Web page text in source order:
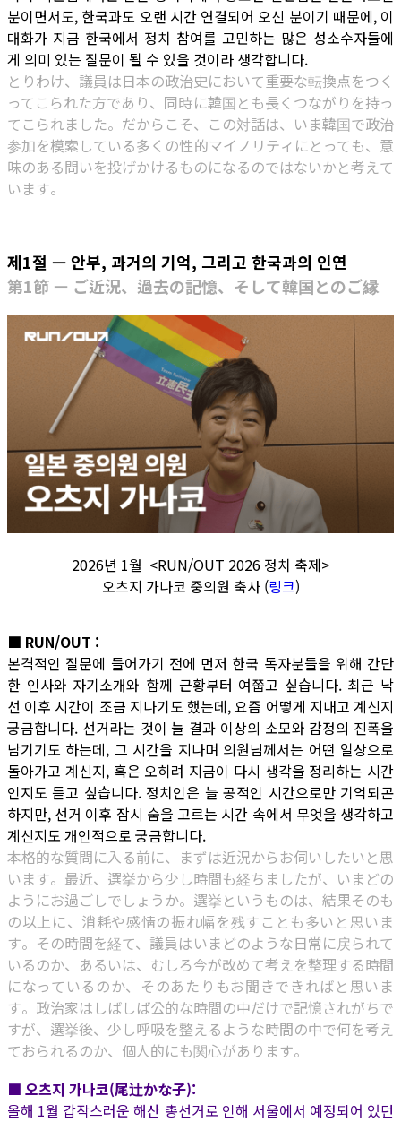
분이면서도, 한국과도 오랜 시간 연결되어 오신 분이기 때문에, 이
대화가 지금 한국에서 정치 참여를 고민하는 많은 성소수자들에
게 의미 있는 질문이 될 수 있을 것이라 생각합니다.
とりわけ、議員は日本の政治史において重要な転換点をつく
ってこられた方であり、同時に韓国とも長くつながりを持っ
てこられました。だからこそ、この対話は、いま韓国で政治
参加を模索している多くの性的マイノリティにとっても、意
味のある問いを投げかけるものになるのではないかと考えて
います。
제1절 — 안부, 과거의 기억, 그리고 한국과의 인연
第1節 — ご近況、過去の記憶、そして韓国とのご縁
2026년 1월 <RUN/OUT 2026 정치 축제>
오츠지 가나코 중의원 축사 (링크)
■ RUN/OUT :
본격적인 질문에 들어가기 전에 먼저 한국 독자분들을 위해 간단
한 인사와 자기소개와 함께 근황부터 여쭙고 싶습니다. 최근 낙
선 이후 시간이 조금 지나기도 했는데, 요즘 어떻게 지내고 계신지
궁금합니다. 선거라는 것이 늘 결과 이상의 소모와 감정의 진폭을
남기기도 하는데, 그 시간을 지나며 의원님께서는 어떤 일상으로
돌아가고 계신지, 혹은 오히려 지금이 다시 생각을 정리하는 시간
인지도 듣고 싶습니다. 정치인은 늘 공적인 시간으로만 기억되곤
하지만, 선거 이후 잠시 숨을 고르는 시간 속에서 무엇을 생각하고
계신지도 개인적으로 궁금합니다.
本格的な質問に入る前に、まずは近況からお伺いしたいと思
います。最近、選挙から少し時間も経ちましたが、いまどの
ようにお過ごしでしょうか。選挙というものは、結果そのも
の以上に、消耗や感情の振れ幅を残すことも多いと思いま
す。その時間を経て、議員はいまどのような日常に戻られて
いるのか、あるいは、むしろ今が改めて考えを整理する時間
になっているのか、そのあたりもお聞きできればと思いま
す。政治家はしばしば公的な時間の中だけで記憶されがちで
すが、選挙後、少し呼吸を整えるような時間の中で何を考え
ておられるのか、個人的にも関心があります。
■ 오츠지 가나코(尾辻かな子):
올해 1월 갑작스러운 해산 총선거로 인해 서울에서 예정되어 있던